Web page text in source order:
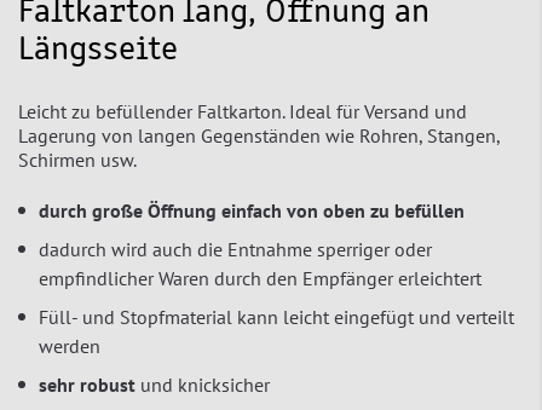
Faltkarton lang, Öffnung an
Längsseite
Leicht zu befüllender Faltkarton. Ideal für Versand und
Lagerung von langen Gegenständen wie Rohren, Stangen,
Schirmen usw.
durch große Öffnung einfach von oben zu befüllen
dadurch wird auch die Entnahme sperriger oder
empfindlicher Waren durch den Empfänger erleichtert
Füll- und Stopfmaterial kann leicht eingefügt und verteilt
werden
sehr robust und knicksicher